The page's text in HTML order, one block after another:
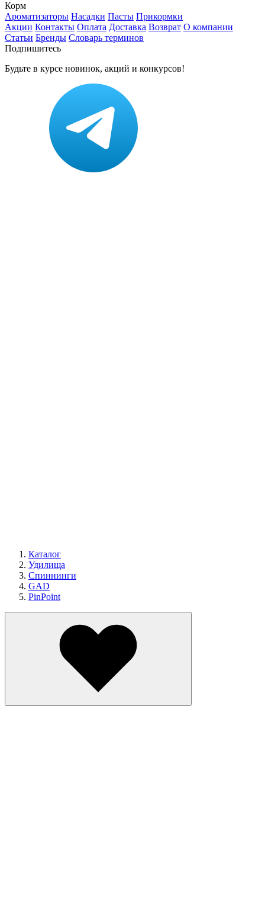
Корм
Ароматизаторы Насадки Пасты Прикормки
Акции Контакты Оплата Доставка Возврат О компании
Статьи Бренды Словарь терминов
Подпишитесь
Будьте в курсе новинок, акций и конкурсов!
Каталог
Удилища
Спиннинги
GAD
PinPoint